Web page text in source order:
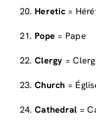
Heretic=
Pope = Pape
Clergy =
Church =
Cathedral =